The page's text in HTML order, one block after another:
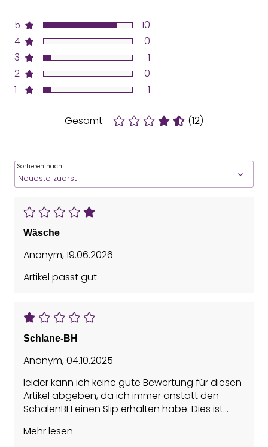
5
4
3
2
1
10
0
1
0
1
Gesamt: (12)
Sortieren nach
Wäsche
Anonym,19.06.2026
Artikel passt gut
Schlane-BH
Anonym,04.10.2025
leider kann ich keine gute Bewertung für diesen
Artikel abgeben, da ich immer anstatt den
SchalenBH einen Slip erhalten habe. Dies ist
Mehr lesen